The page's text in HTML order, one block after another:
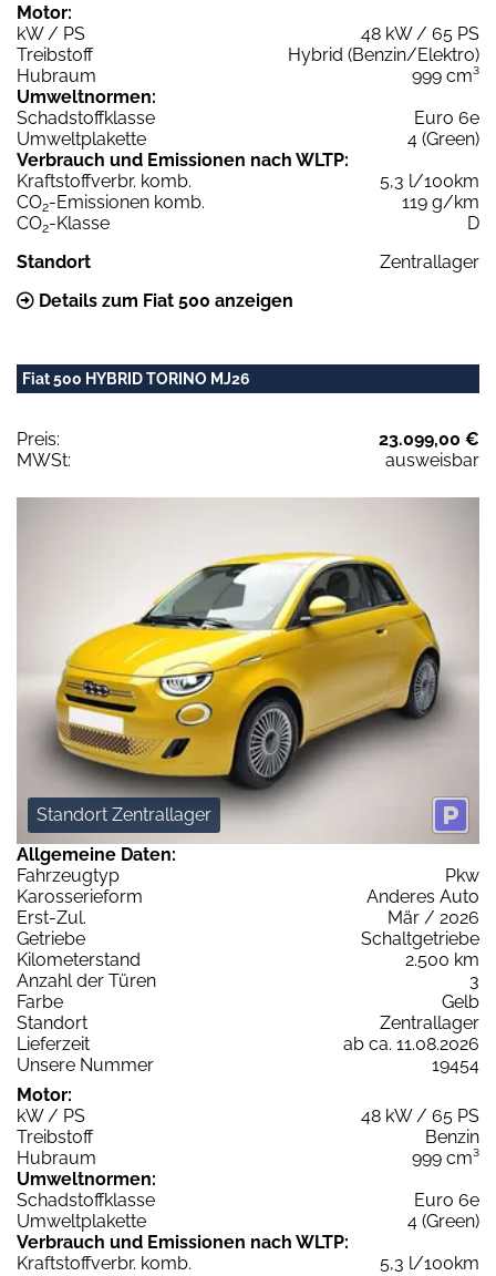
Motor:
kW / PS
48 kW / 65 PS
Treibstoff
Hybrid (Benzin/Elektro)
Hubraum
999 cm³
Umweltnormen:
Schadstoffklasse
Euro 6e
Umweltplakette
4 (Green)
Verbrauch und Emissionen nach WLTP:
Kraftstoffverbr. komb.
5,3 l/100km
CO2-Emissionen komb.
119 g/km
CO2-Klasse
D
Standort
Zentrallager
Details zum Fiat 500 anzeigen
Fiat 500 HYBRID TORINO MJ26
Preis:
23.099,00 €
MWSt:
ausweisbar
Standort Zentrallager
Allgemeine Daten:
Fahrzeugtyp
Pkw
Karosserieform
Anderes Auto
Erst-Zul.
Mär / 2026
Getriebe
Schaltgetriebe
Kilometerstand
2.500 km
Anzahl der Türen
3
Farbe
Gelb
Standort
Zentrallager
Lieferzeit
ab ca. 11.08.2026
Unsere Nummer
19454
Motor:
kW / PS
48 kW / 65 PS
Treibstoff
Benzin
Hubraum
999 cm³
Umweltnormen:
Schadstoffklasse
Euro 6e
Umweltplakette
4 (Green)
Verbrauch und Emissionen nach WLTP:
Kraftstoffverbr. komb.
5,3 l/100km